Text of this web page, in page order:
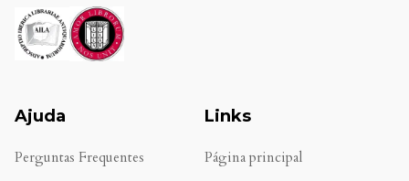
Ajuda
Perguntas Frequentes
Links
Página principal